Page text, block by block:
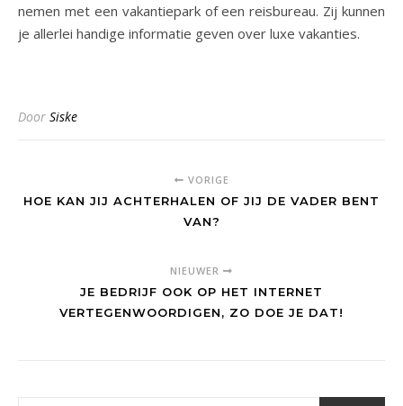
nemen met een vakantiepark of een reisbureau. Zij kunnen
je allerlei handige informatie geven over luxe vakanties.
Door Siske
VORIGE
HOE KAN JIJ ACHTERHALEN OF JIJ DE VADER BENT
VAN?
NIEUWER
JE BEDRIJF OOK OP HET INTERNET
VERTEGENWOORDIGEN, ZO DOE JE DAT!